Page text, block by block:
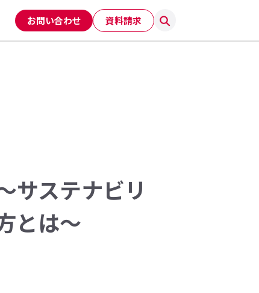
お問い合わせ 資料請求
サステナビリ
とは〜